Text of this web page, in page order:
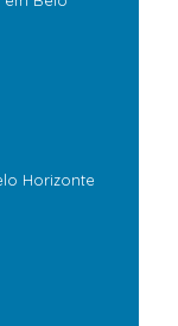
Horizonte